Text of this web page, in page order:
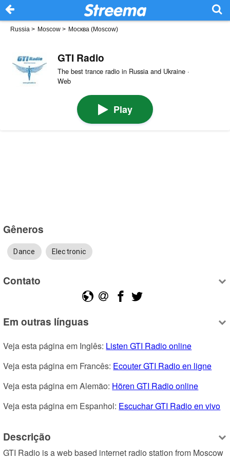
Russia > Moscow > Москва (Moscow)
GTI Radio
The best trance radio in Russia and Ukraine ·
Web
Play
Gêneros
Dance Electronic
Contato
Em outras línguas
Veja esta página em Inglês: Listen GTI Radio online
Veja esta página em Francês: Ecouter GTI Radio en ligne
Veja esta página em Alemão: Hören GTI Radio online
Veja esta página em Espanhol: Escuchar GTI Radio en vivo
Descrição
GTI Radio is a web based internet radio station from Moscow